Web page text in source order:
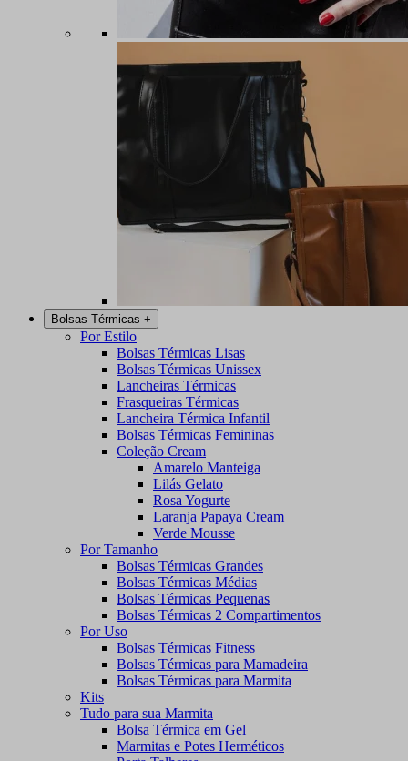
Bolsas Térmicas +
Por Estilo
Bolsas Térmicas Lisas
Bolsas Térmicas Unissex
Lancheiras Térmicas
Frasqueiras Térmicas
Lancheira Térmica Infantil
Bolsas Térmicas Femininas
Coleção Cream
Amarelo Manteiga
Lilás Gelato
Rosa Yogurte
Laranja Papaya Cream
Verde Mousse
Por Tamanho
Bolsas Térmicas Grandes
Bolsas Térmicas Médias
Bolsas Térmicas Pequenas
Bolsas Térmicas 2 Compartimentos
Por Uso
Bolsas Térmicas Fitness
Bolsas Térmicas para Mamadeira
Bolsas Térmicas para Marmita
Kits
Tudo para sua Marmita
Bolsa Térmica em Gel
Marmitas e Potes Herméticos